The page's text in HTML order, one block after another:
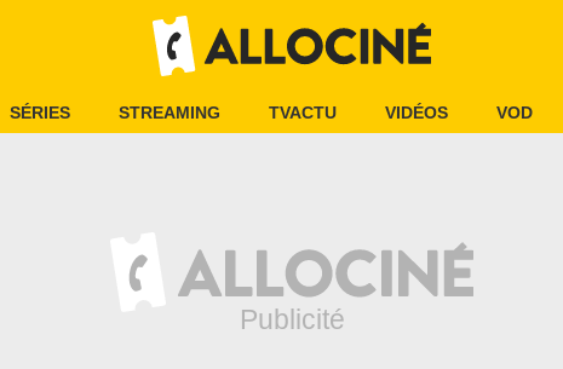
SÉRIES STREAMING TVACTU VIDÉOS VOD